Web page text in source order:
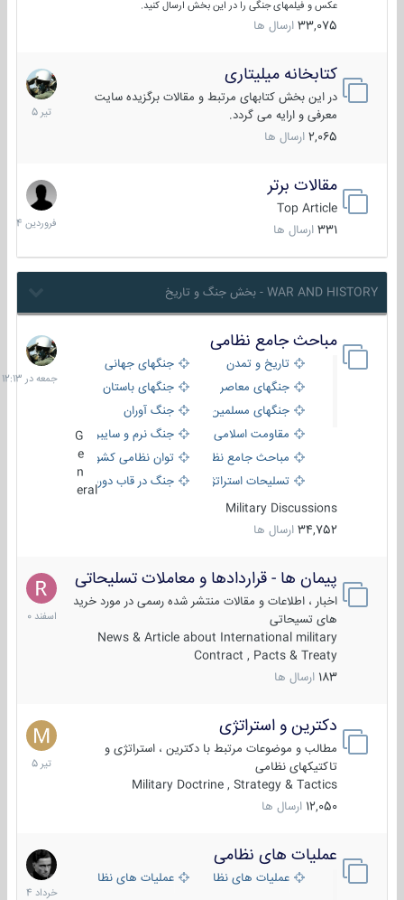
عکس و فیلمهای جنگی را در این بخش ارسال کنید.
33,075 ارسال ها
کتابخانه میلیتاری
در این بخش کتابهای مرتبط و مقالات برگزیده سایت
معرفی و ارایه می گردد.
2,065 ارسال ها
16
تیر
1405
مقالات برتر
Top Article
331 ارسال ها
29
فروردین
1404
WAR AND HISTORY - بخش جنگ و تاریخ
مباحث جامع نظامی
تاریخ و تمدن
جنگهای جهانی
جنگهای معاصر
جنگهای باستان
جنگهای مسلمین
جنگ آوران
مقاومت اسلامی
جنگ نرم و سایبری
مباحث جامع نظامی
توان نظامی کشورها
تسلیحات استراتژیک
جنگ در قاب دوربین
eral
Military Discussions
34,752 ارسال ها
جمعه
در
12:13
پیمان ها - قراردادها و معاملات تسلیحاتی
اخبار ، اطلاعات و مقالات منتشر شده رسمی در مورد خرید
های تسیحاتی
News & Article about International military
Contract , Pacts & Treaty
183 ارسال ها
7
اسفند
1400
دکترین و استراتژی
مطالب و موضوعات مرتبط با دکترین ، استراتژی و
تاکتیکهای نظامی
Military Doctrine , Strategy & Tactics
12,050 ارسال ها
27
تیر
1405
عملیات های نظامی
عملیات های نظامی ایرانعملیات های نظامی خارجی
5
خرداد
1404